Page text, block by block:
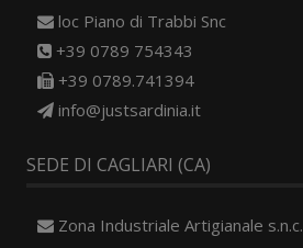
loc Piano di Trabbi Snc
+39 0789 754343
+39 0789.741394
info@justsardinia.it
SEDE DI CAGLIARI (CA)
Zona Industriale Artigianale s.n.c.